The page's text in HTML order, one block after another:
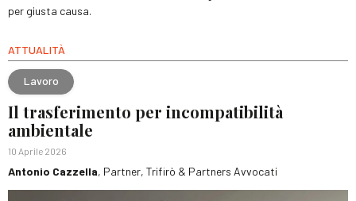
per giusta causa.
ATTUALITÀ
Lavoro
Il trasferimento per incompatibilità
ambientale
10 Aprile 2026
Antonio Cazzella, Partner, Trifirò & Partners Avvocati